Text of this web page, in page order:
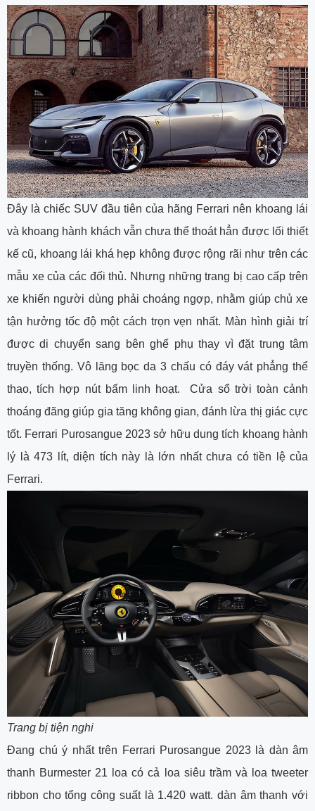
Đây là chiếc SUV đầu tiên của hãng Ferrari nên khoang lái
và khoang hành khách vẫn chưa thể thoát hẳn được lối thiết
kế cũ, khoang lái khá hẹp không được rộng rãi như trên các
mẫu xe của các đối thủ. Nhưng những trang bị cao cấp trên
xe khiến người dùng phải choáng ngợp, nhằm giúp chủ xe
tận hưởng tốc độ một cách trọn vẹn nhất. Màn hình giải trí
được di chuyển sang bên ghế phụ thay vì đặt trung tâm
truyền thống. Vô lăng bọc da 3 chấu có đáy vát phẳng thể
thao, tích hợp nút bấm linh hoạt. Cửa sổ trời toàn cảnh
thoáng đãng giúp gia tăng không gian, đánh lừa thị giác cực
tốt. Ferrari Purosangue 2023 sở hữu dung tích khoang hành
lý là 473 lít, diện tích này là lớn nhất chưa có tiền lệ của
Ferrari.
Trang bị tiện nghi
Đang chú ý nhất trên Ferrari Purosangue 2023 là dàn âm
thanh Burmester 21 loa có cả loa siêu trầm và loa tweeter
ribbon cho tổng công suất là 1.420 watt. dàn âm thanh với